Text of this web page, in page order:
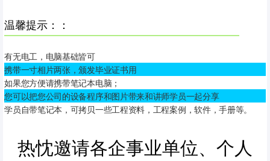
温馨提示：：
有无电工，电脑基础皆可
携带一寸相片两张，颁发毕业证书用
如果您方便请携带笔记本电脑；
您可以把您公司的设备程序和图片带来和讲师学员一起分享
学员自带笔记本，可拷贝一些工程资料，工程案例，软件，手册等。
热忱邀请各企事业单位、个人